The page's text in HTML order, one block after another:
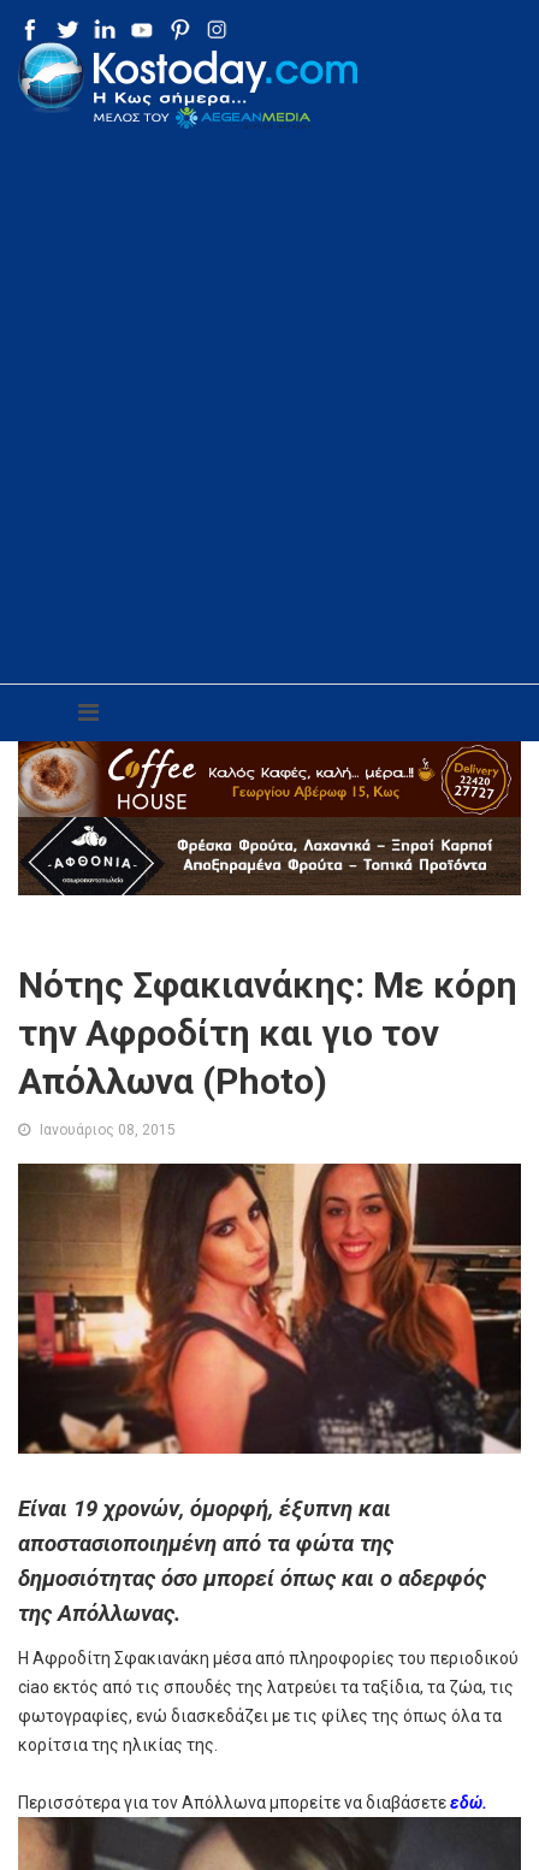
Νότης Σφακιανάκης: Με κόρη
την Αφροδίτη και γιο τον
Απόλλωνα (Photo)
Ιανουάριος 08, 2015
Είναι 19 χρονών, όμορφή, έξυπνη και
αποστασιοποιημένη από τα φώτα της
δημοσιότητας όσο μπορεί όπως και ο αδερφός
της Απόλλωνας.
Η Αφροδίτη Σφακιανάκη μέσα από πληροφορίες του περιοδικού
ciao εκτός από τις σπουδές της λατρεύει τα ταξίδια, τα ζώα, τις
φωτογραφίες, ενώ διασκεδάζει με τις φίλες της όπως όλα τα
κορίτσια της ηλικίας της.
Περισσότερα για τον Απόλλωνα μπορείτε να διαβάσετεεδώ.